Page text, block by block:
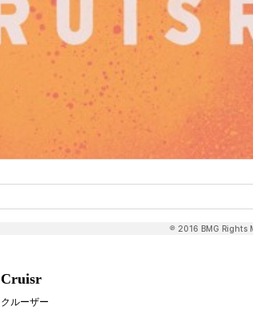
Cruisr
クルーザー